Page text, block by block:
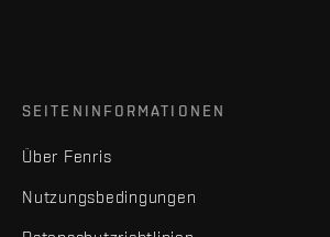
SEITENINFORMATIONEN
Über Fenris
Nutzungsbedingungen